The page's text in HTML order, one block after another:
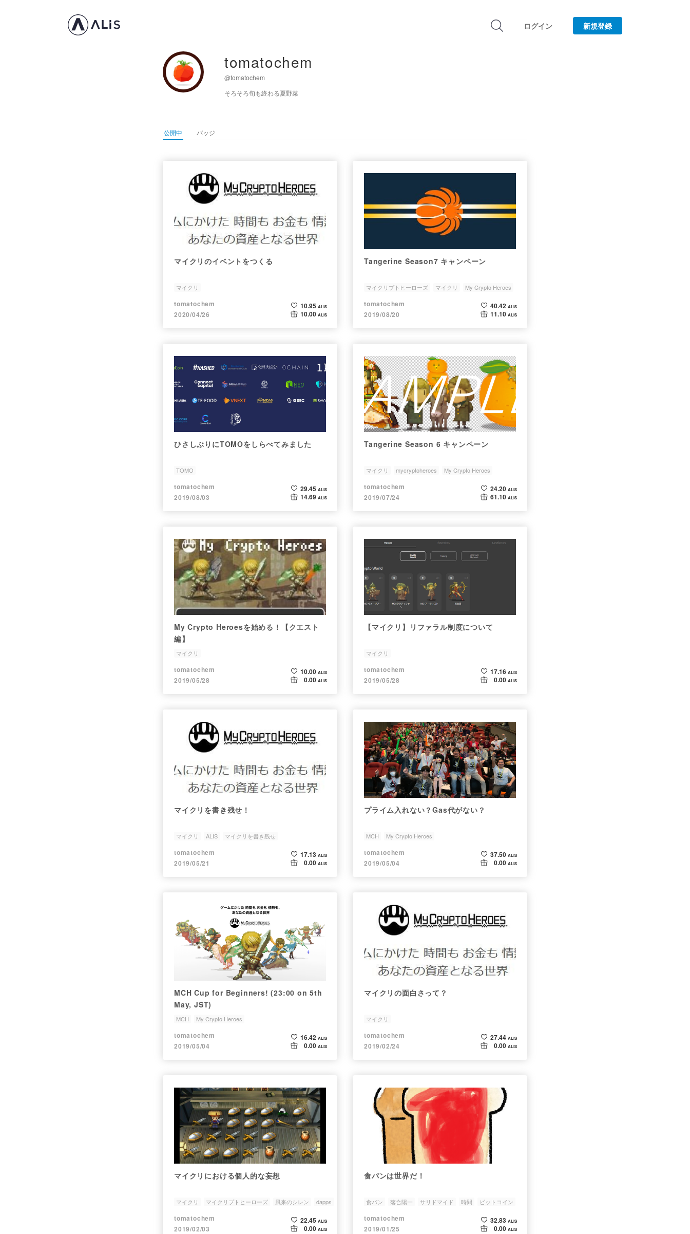
ログイン 新規登録
tomatochem
@tomatochem
そろそろ旬も終わる夏野菜
公開中 バッジ
マイクリのイベントをつくる
マイクリ
tomatochem
2020/04/26
10.95 ALIS
10.00 ALIS
Tangerine Season7 キャンペーン
マイクリプトヒーローズ マイクリ My Crypto Heroes
tomatochem
2019/08/20
40.42 ALIS
11.10 ALIS
ひさしぶりにTOMOをしらべてみました
TOMO
tomatochem
2019/08/03
29.45 ALIS
14.69 ALIS
Tangerine Season 6 キャンペーン
マイクリ mycryptoheroes My Crypto Heroes
tomatochem
2019/07/24
24.20 ALIS
61.10 ALIS
My Crypto Heroesを始める！【クエスト
編】
マイクリ
tomatochem
2019/05/28
10.00 ALIS
0.00 ALIS
【マイクリ】リファラル制度について
マイクリ
tomatochem
2019/05/28
17.16 ALIS
0.00 ALIS
マイクリを書き残せ！
マイクリ ALIS マイクリを書き残せ
tomatochem
2019/05/21
17.13 ALIS
0.00 ALIS
プライム入れない？Gas代がない？
MCH My Crypto Heroes
tomatochem
2019/05/04
37.50 ALIS
0.00 ALIS
MCH Cup for Beginners! (23:00 on 5th
May, JST)
MCH My Crypto Heroes
tomatochem
2019/05/04
16.42 ALIS
0.00 ALIS
マイクリの面白さって？
マイクリ
tomatochem
2019/02/24
27.44 ALIS
0.00 ALIS
マイクリにおける個人的な妄想
マイクリ マイクリプトヒーローズ 風来のシレン dapps
tomatochem
2019/02/03
22.45 ALIS
0.00 ALIS
食パンは世界だ！
食パン 落合陽一 サリドマイド 時間 ビットコイン
tomatochem
2019/01/25
32.83 ALIS
0.00 ALIS